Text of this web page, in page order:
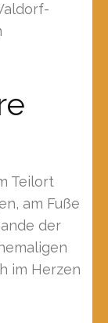
Teilort
am Fuße
der
im Herzen